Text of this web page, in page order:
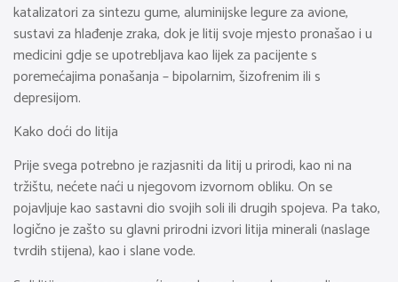
katalizatori za sintezu gume, aluminijske legure za avione,
sustavi za hlađenje zraka, dok je litij svoje mjesto pronašao i u
medicini gdje se upotrebljava kao lijek za pacijente s
poremećajima ponašanja – bipolarnim, šizofrenim ili s
depresijom.
Kako doći do litija
Prije svega potrebno je razjasniti da litij u prirodi, kao ni na
tržištu, nećete naći u njegovom izvornom obliku. On se
pojavljuje kao sastavni dio svojih soli ili drugih spojeva. Pa tako,
logično je zašto su glavni prirodni izvori litija minerali (naslage
tvrdih stijena), kao i slane vode.